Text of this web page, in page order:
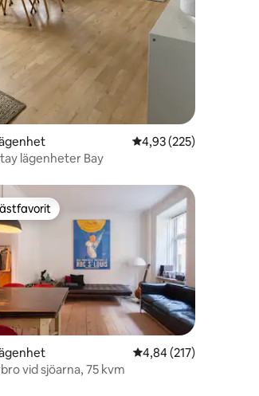
betyg, 493 omdömen
4,93 av 5 i
4,93 (225)
lägenheter Bay
betyg, 427 omdömen
gästfavorit
4,84 av 5 i
4,84 (217)
vid sjöarna, 75 kvm